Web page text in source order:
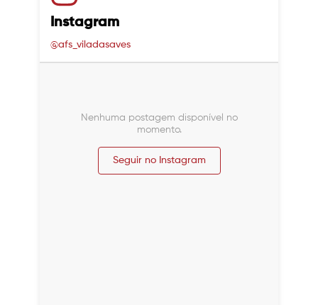
Instagram
@afs_viladasaves
Nenhuma postagem disponível no
momento.
Seguir no Instagram